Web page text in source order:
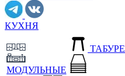
КУХНЯ
МОДУЛЬНЫЕ